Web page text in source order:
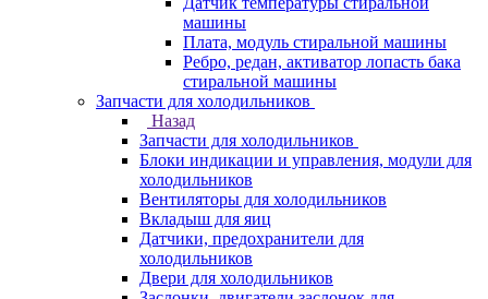
машины
Плата, модуль стиральной машины
Ребро, редан, активатор лопасть бака
стиральной машины
Запчасти для холодильников
Назад
Запчасти для холодильников
Блоки индикации и управления, модули для
холодильников
Вентиляторы для холодильников
Вкладыш для яиц
Датчики, предохранители для
холодильников
Двери для холодильников